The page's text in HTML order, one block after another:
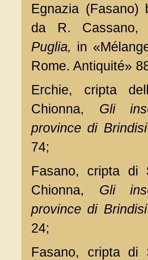
Egnazia (Fasano)
da R. Cassano,
Puglia, in
Rome. Antiquité»
Erchie, cripta
Chionna, Gli
province di Brindisi
74;
Fasano, cripta di
Chionna, Gli
province di Brindisi
24;
Fasano, cripta di